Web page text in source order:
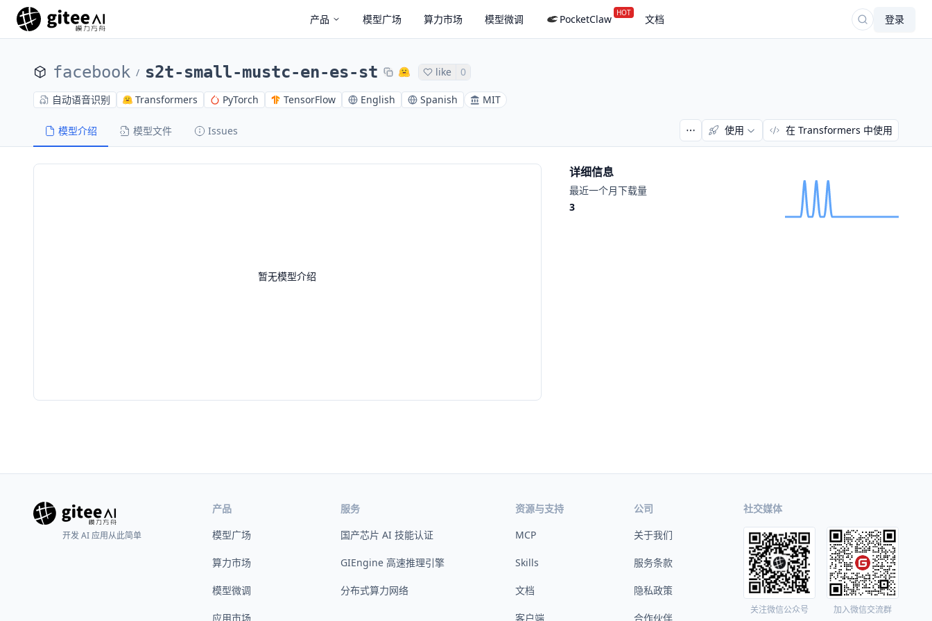
产品 模型广场 算力市场 模型微调 PocketClaw HOT 文档 登录
facebook / s2t-small-mustc-en-es-st like 0
自动语音识别 Transformers PyTorch TensorFlow English Spanish MIT
模型介绍 模型文件 Issues 使用 在 Transformers 中使用
暂无模型介绍
详细信息
最近一个月下载量
3
开发 AI 应用从此简单
产品
模型广场
算力市场
模型微调
应用市场
服务
国产芯片 AI 技能认证
GIEngine 高速推理引擎
分布式算力网络
资源与支持
MCP
Skills
文档
客户端
公司
关于我们
服务条款
隐私政策
合作伙伴
社交媒体
关注微信公众号 加入微信交流群